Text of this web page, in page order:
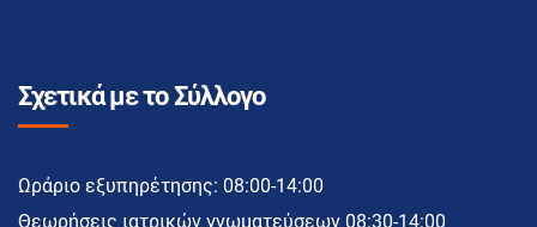
Σχετικά με το Σύλλογο
Ωράριο εξυπηρέτησης: 08:00-14:00
Θεωρήσεις ιατρικών γνωματεύσεων 08:30-14:00